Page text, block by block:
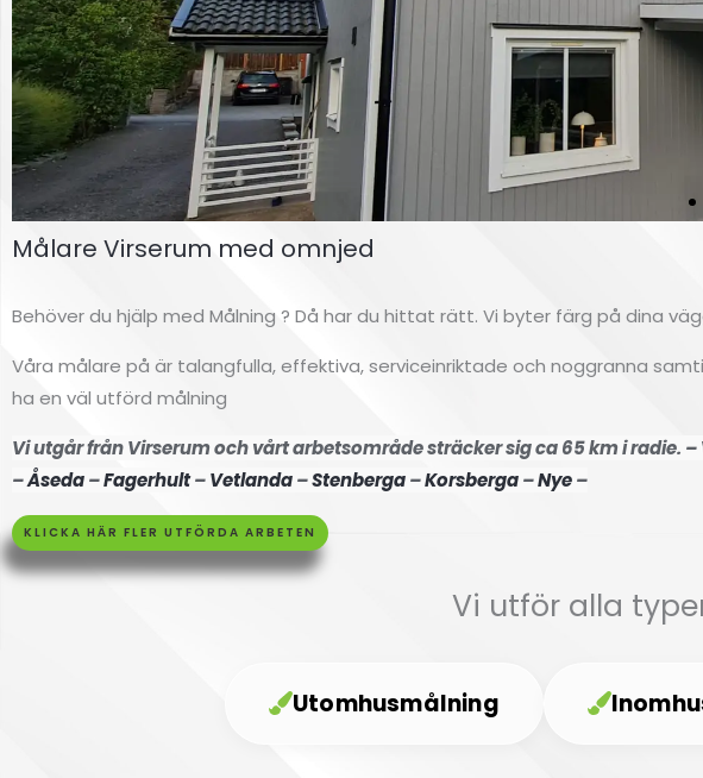
Fasdamå
lning
Högsby
Målare Virserum med omnjed
Behöver du hjälp med Målning ? Då har du hittat rätt. Vi byter färg på dina
Våra målare på är talangfulla, effektiva, serviceinriktade och noggranna
ha en väl utförd målning
Vi utgår från Virserum och vårt arbetsområde sträcker sig ca 65 km i radie. –
–Åseda–Fagerhult–Vetlanda–Stenberga–Korsberga–Nye–
KLICKA HÄR FLER UTFÖRDA ARBETEN
Vi utför alla
Utomhusmålning